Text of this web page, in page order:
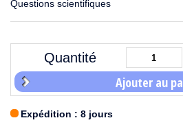
Questions scientifiques
Quantité
Ajouter au
Expédition : 8 jours